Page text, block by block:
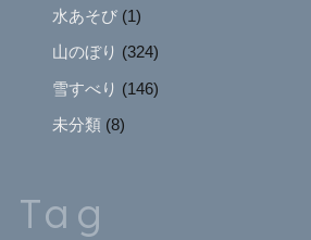
水あそび(1)
山のぼり (324)
雪すべり (146)
未分類(8)
Tag